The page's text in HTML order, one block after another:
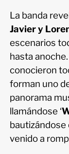
La banda
Javier y
escenarios
hasta
conocieron
forman uno
panorama
llamándose ‘
bautizándose
venido a